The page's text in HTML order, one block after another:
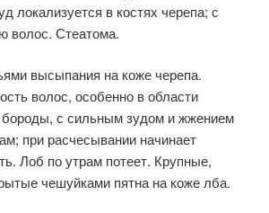
локализуется в костях черепа; с
волос. Стеатома.
высыпания на коже черепа.
волос, особенно в области
бороды, с сильным зудом и жжением
при расчесывании начинает
Лоб по утрам потеет. Крупные,
чешуйками пятна на коже лба.